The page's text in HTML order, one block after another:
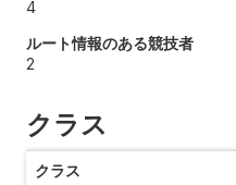
4
ルート情報のある競技者
2
クラス
クラス